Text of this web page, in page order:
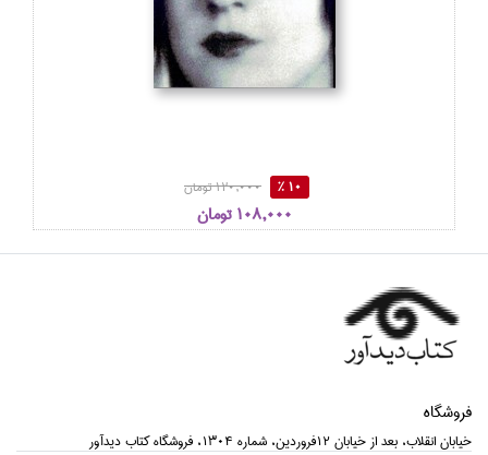
10 % 120,000 تومان
108,000 تومان
فروشگاه
خيابان انقلاب، بعد از خيابان 12فروردين، شماره 1304، فروشگاه كتاب ديدآور